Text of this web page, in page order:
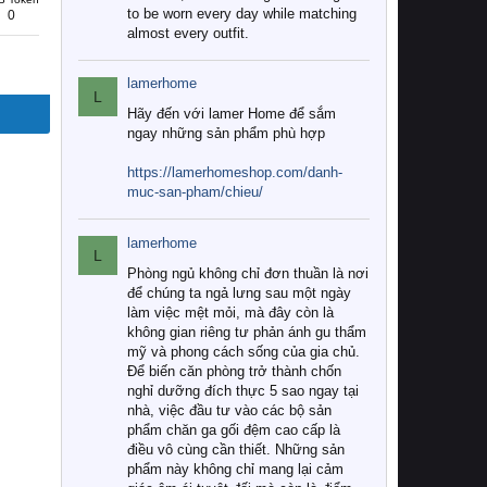
0
to be worn every day while matching
almost every outfit.
L
lamerhome
Hãy đến với lamer Home để sắm
ngay những sản phẩm phù hợp
https://lamerhomeshop.com/danh-
muc-san-pham/chieu/
L
lamerhome
Phòng ngủ không chỉ đơn thuần là nơi
để chúng ta ngả lưng sau một ngày
làm việc mệt mỏi, mà đây còn là
không gian riêng tư phản ánh gu thẩm
mỹ và phong cách sống của gia chủ.
Để biến căn phòng trở thành chốn
nghỉ dưỡng đích thực 5 sao ngay tại
nhà, việc đầu tư vào các bộ sản
phẩm chăn ga gối đệm cao cấp là
điều vô cùng cần thiết. Những sản
phẩm này không chỉ mang lại cảm